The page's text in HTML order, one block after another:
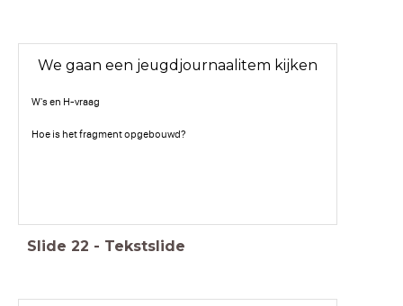
We gaan een jeugdjournaalitem kijken
W's en H-vraag
Hoe is het fragment opgebouwd?
Slide 22 - Tekstslide